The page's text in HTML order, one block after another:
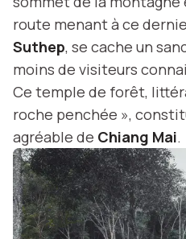
route menant à ce
Suthep, se cache un
moins de visiteurs
Ce temple de forêt,
roche penchée »,
agréable de Chiang Mai.